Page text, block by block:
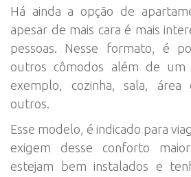
Há ainda a opção de
apesar de mais cara é mais
pessoas. Nesse formato, é
outros cômodos além de
exemplo, cozinha, sala,
outros.
Esse modelo, é indicado para
exigem desse conforto
estejam bem instalados e